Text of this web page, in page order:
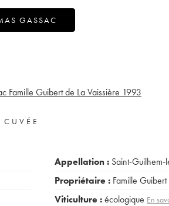
GASSAC
Famille Guibert de La Vaissière 1993
Appellation : Saint-
Propriétaire : Famille
Viticulture :écologique En